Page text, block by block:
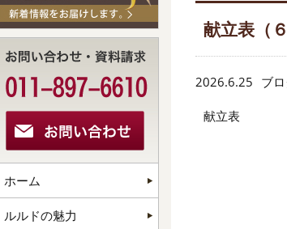
献立表（
2026.6.25 ブ
献立表 （
ホーム
ルルドの魅力